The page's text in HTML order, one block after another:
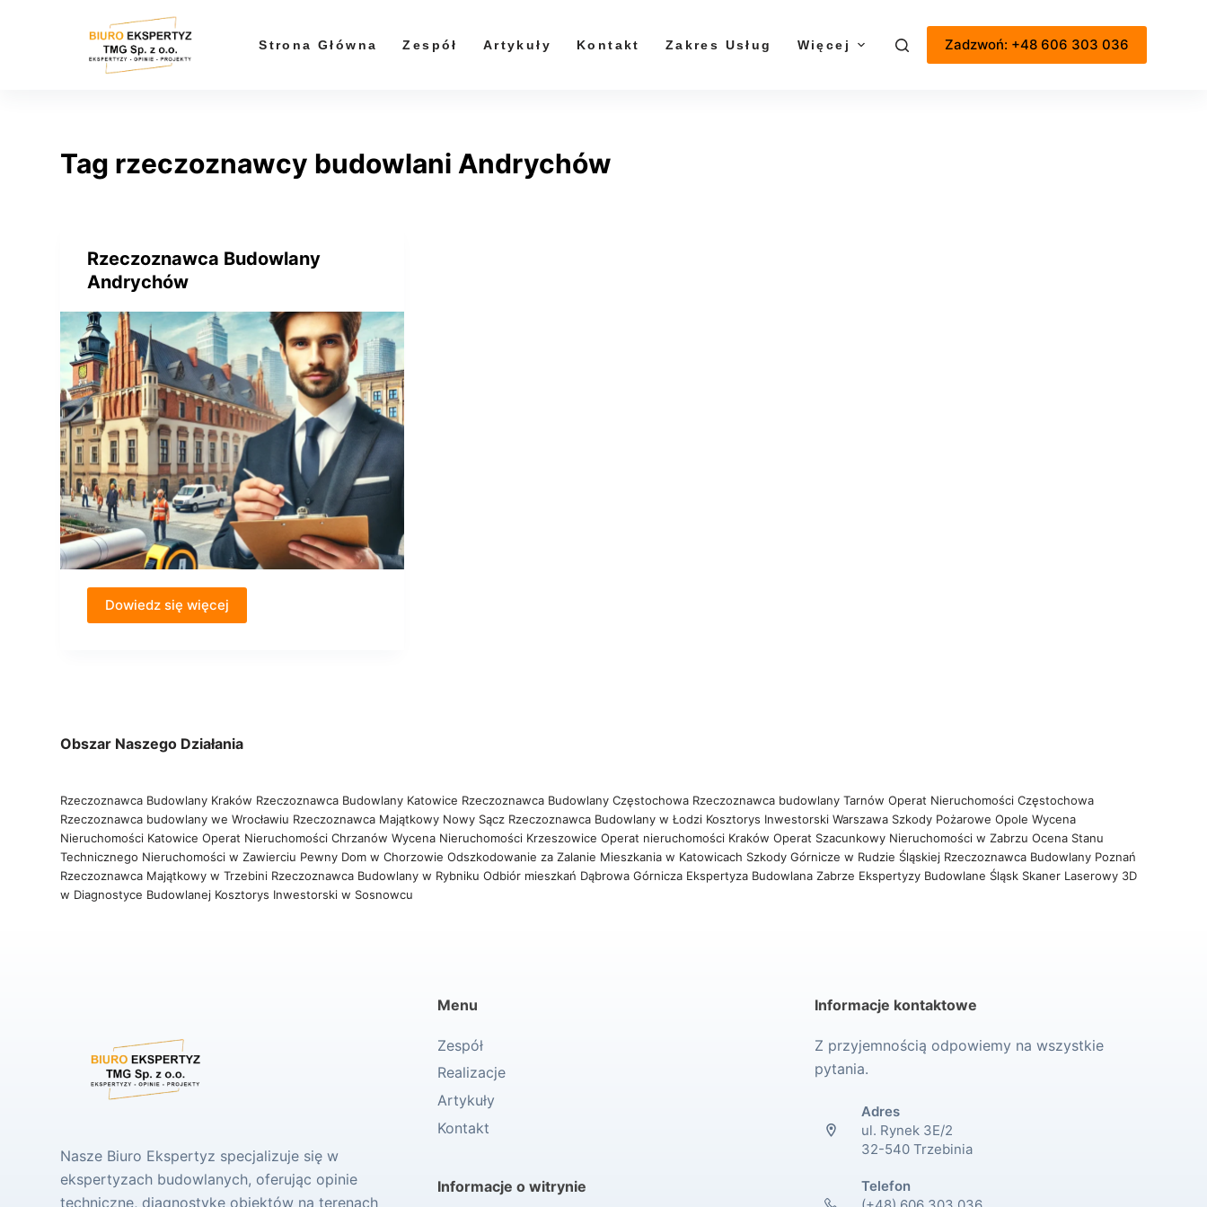
Strona Główna Zespół Artykuły Kontakt Zakres Usług Więcej Zadzwoń: +48 606 303 036
Tag rzeczoznawcy budowlani Andrychów
Rzeczoznawca Budowlany
Andrychów
Dowiedz się więcej
Obszar Naszego Działania
Rzeczoznawca Budowlany Kraków Rzeczoznawca Budowlany Katowice Rzeczoznawca Budowlany Częstochowa Rzeczoznawca budowlany Tarnów Operat Nieruchomości Częstochowa
Rzeczoznawca budowlany we Wrocławiu Rzeczoznawca Majątkowy Nowy Sącz Rzeczoznawca Budowlany w Łodzi Kosztorys Inwestorski Warszawa Szkody Pożarowe OpoleWycena
Nieruchomości Katowice Operat Nieruchomości Chrzanów Wycena Nieruchomości KrzeszowiceOperat nieruchomości Kraków Operat Szacunkowy Nieruchomości w ZabrzuOcena Stanu
Technicznego Nieruchomości w Zawierciu Pewny Dom w Chorzowie Odszkodowanie za Zalanie Mieszkania w Katowicach Szkody Górnicze w Rudzie Śląskiej Rzeczoznawca Budowlany Poznań
Rzeczoznawca Majątkowy w Trzebini Rzeczoznawca Budowlany w RybnikuOdbiór mieszkań Dąbrowa Górnicza Ekspertyza Budowlana Zabrze Ekspertyzy Budowlane Śląsk Skaner Laserowy 3D
w Diagnostyce Budowlanej Kosztorys Inwestorski w Sosnowcu
Nasze Biuro Ekspertyz specjalizuje się w
ekspertyzach budowlanych, oferując opinie
techniczne, diagnostykę obiektów na terenach
Menu
Zespół
Realizacje
Artykuły
Kontakt
Informacje o witrynie
Informacje kontaktowe
Z przyjemnością odpowiemy na wszystkie
pytania.
Adres
ul. Rynek 3E/2
32-540 Trzebinia
Telefon